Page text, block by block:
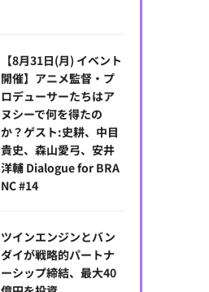
【8月31日(月) イベント
開催】アニメ監督・プ
ロデューサーたちはア
ヌシーで何を得たの
か？ゲスト:史耕、中目
貴史、森山愛弓、安井
洋輔 Dialogue for BRA
NC #14
ツインエンジンとバン
ダイが戦略的パートナ
ーシップ締結、最大40